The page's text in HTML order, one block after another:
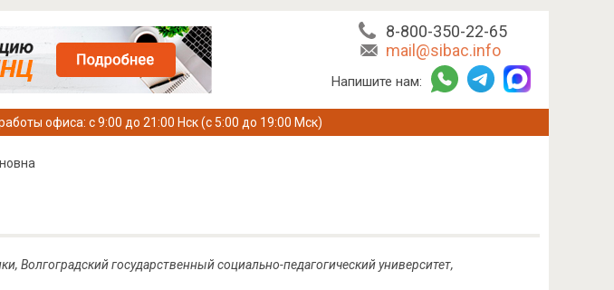
8-800-350-22-65
mail@sibac.info
Напишите нам:
офиса: с 9:00 до 21:00 Нск (с 5:00 до 19:00 Мск)
Волгоградский государственный социально-педагогический университет,